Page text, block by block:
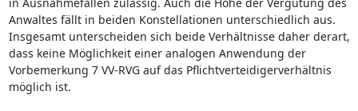
Anwaltes fällt in beiden Konstellationen unterschiedlich aus.
Insgesamt unterscheiden sich beide Verhältnisse daher derart,
dass keine Möglichkeit einer analogen Anwendung der
Vorbemerkung 7 VV-RVG auf das Pflichtverteidigerverhältnis
möglich ist.